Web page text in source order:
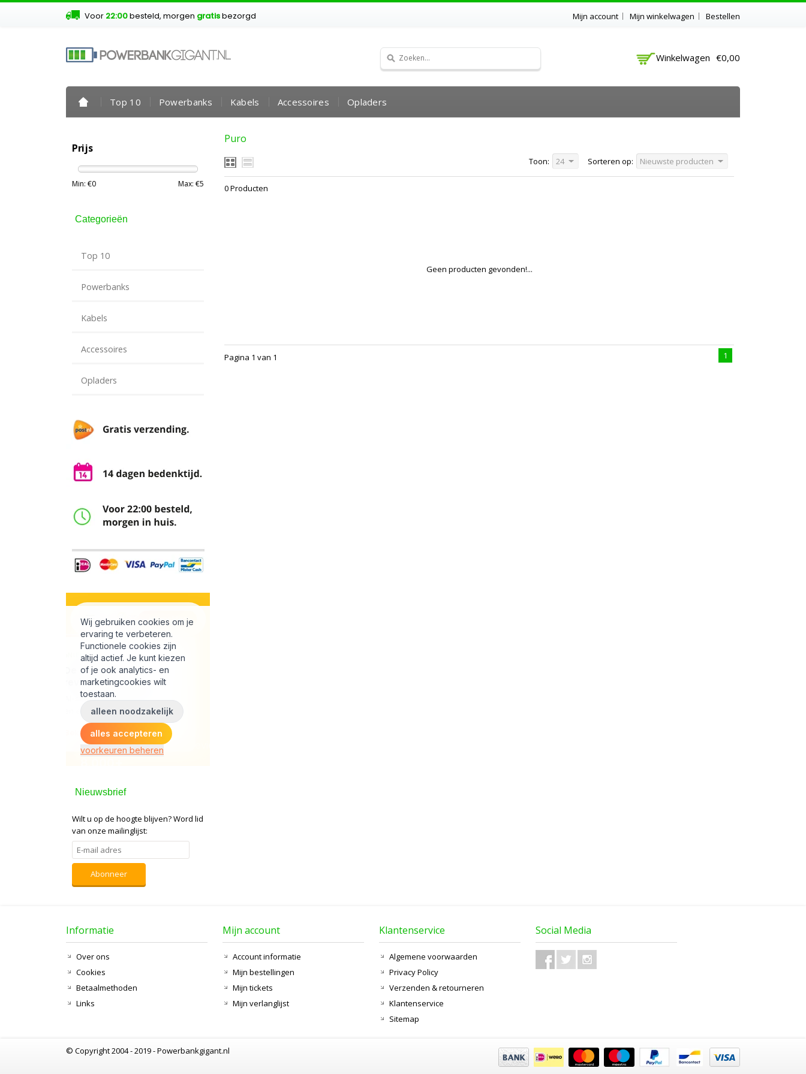
Voor 22:00besteld, morgen gratisbezorgd Mijn account Mijn winkelwagen Bestellen
Winkelwagen €0,00
Top 10 Powerbanks Kabels Accessoires Opladers
Puro
Sorteren op: Nieuwste producten
Toon: 24
0 Producten
Geen producten gevonden!...
Pagina 1 van 1 1
Prijs
Min: €0 Max: €5
Categorieën
Top 10
Powerbanks
Kabels
Accessoires
Opladers
Nieuwsbrief
Wilt u op de hoogte blijven?Word lid
van onze mailinglijst:
Abonneer
Informatie
Over ons
Cookies
Betaalmethoden
Links
Mijn account
Account informatie
Mijn bestellingen
Mijn tickets
Mijn verlanglijst
Klantenservice
Algemene voorwaarden
Privacy Policy
Verzenden & retourneren
Klantenservice
Sitemap
Social Media
© Copyright 2004 - 2019 - Powerbankgigant.nl